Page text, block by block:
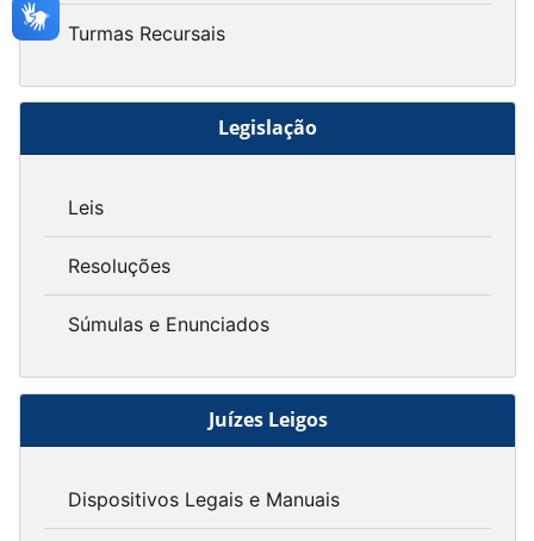
Turmas Recursais
Legislação
Leis
Resoluções
Súmulas e Enunciados
Juízes Leigos
Dispositivos Legais e Manuais